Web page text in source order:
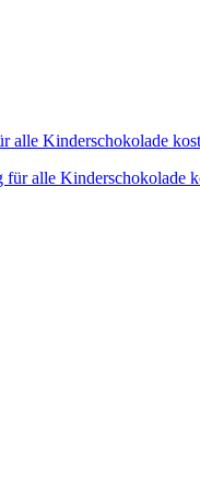
alle Kinderschokolade
für alle